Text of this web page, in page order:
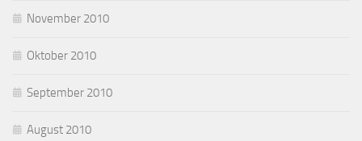
November 2010
Oktober 2010
September 2010
August 2010